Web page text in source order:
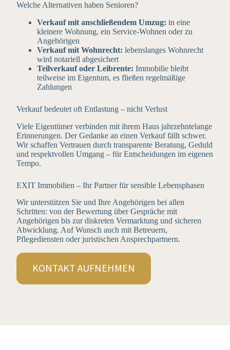
Welche Alternativen haben Senioren?
Verkauf mit anschließendem Umzug: in eine
kleinere Wohnung, ein Service-Wohnen oder zu
Angehörigen
Verkauf mit Wohnrecht: lebenslanges Wohnrecht
wird notariell abgesichert
Teilverkauf oder Leibrente: Immobilie bleibt
teilweise im Eigentum, es fließen regelmäßige
Zahlungen
Verkauf bedeutet oft Entlastung – nicht Verlust
Viele Eigentümer verbinden mit ihrem Haus jahrzehntelange
Erinnerungen. Der Gedanke an einen Verkauf fällt schwer.
Wir schaffen Vertrauen durch transparente Beratung, Geduld
und respektvollen Umgang – für Entscheidungen im eigenen
Tempo.
EXIT Immobilien – Ihr Partner für sensible Lebensphasen
Wir unterstützen Sie und Ihre Angehörigen bei allen
Schritten: von der Bewertung über Gespräche mit
Angehörigen bis zur diskreten Vermarktung und sicheren
Abwicklung. Auf Wunsch auch mit Betreuern,
Pflegediensten oder juristischen Ansprechpartnern.
KONTAKT AUFNEHMEN